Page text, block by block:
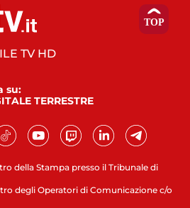
della Stampa presso il Tribunale di
degli Operatori di Comunicazione c/o
TV HD
su:
TERRESTRE